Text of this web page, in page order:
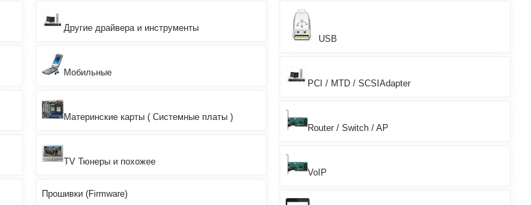
Другие драйвера и инструменты
Мобильные
Материнские карты ( Системные платы )
TV Тюнеры и похожее
Прошивки (Firmware)
USB
PCI / MTD / SCSIAdapter
Router / Switch / AP
VoIP